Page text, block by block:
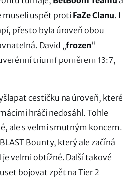
museli uspět proti FaZe Clanu. I
přesto byla úroveň obou
David „frozen“
triumf poměrem 13:7,
cestičku na úroveň, které
hráči nedosáhl. Tohle
ale s velmi smutným koncem.
Bounty, který ale začíná
je velmi obtížné. Další takové
bojovat zpět na Tier 2